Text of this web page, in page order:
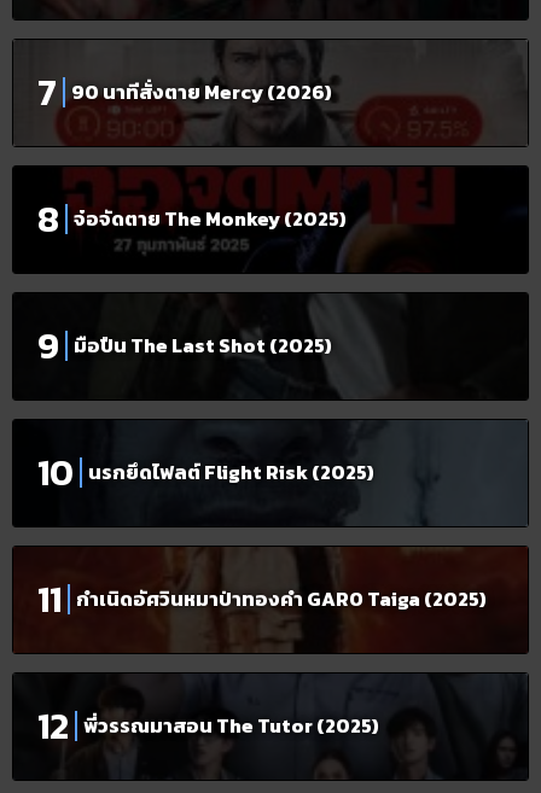
90 นาทีสั่งตาย Mercy (2026)
จ๋อจัดตาย The Monkey (2025)
มือปืน The Last Shot (2025)
นรกยึดไฟลต์ Flight Risk (2025)
กำเนิดอัศวินหมาป่าทองคำ GARO Taiga (2025)
พี่วรรณมาสอน The Tutor (2025)